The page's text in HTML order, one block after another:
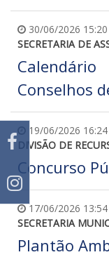
30/06/2026 15:20
SECRETARIA DE
Conselhos
19/06/2026 16:24
DIVISÃO DE
Concurso
17/06/2026 13:54
SECRETARIA
Plantão